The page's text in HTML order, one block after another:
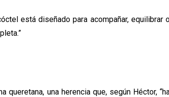
está diseñado para acompañar, equilibrar
una herencia que, según Héctor,